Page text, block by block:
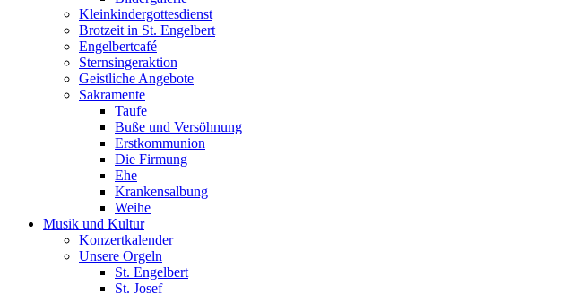
Kleinkindergottesdienst
Brotzeit in St. Engelbert
Engelbertcafé
Sternsingeraktion
Geistliche Angebote
Sakramente
Taufe
Buße und Versöhnung
Erstkommunion
Die Firmung
Ehe
Krankensalbung
Weihe
Musik und Kultur
Konzertkalender
Unsere Orgeln
St. Engelbert
St. Josef